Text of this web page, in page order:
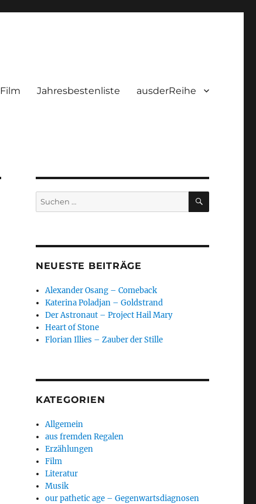
Film Jahresbestenliste ausderReihe
Suchen
nach:
SUCHEN
NEUESTE BEITRÄGE
Alexander Osang – Comeback
Katerina Poladjan – Goldstrand
Der Astronaut – Project Hail Mary
Heart of Stone
Florian Illies – Zauber der Stille
KATEGORIEN
Allgemein
aus fremden Regalen
Erzählungen
Film
Literatur
Musik
our pathetic age – Gegenwartsdiagnosen